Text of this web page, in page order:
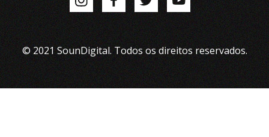
© 2021 SounDigital. Todos os direitos reservados.